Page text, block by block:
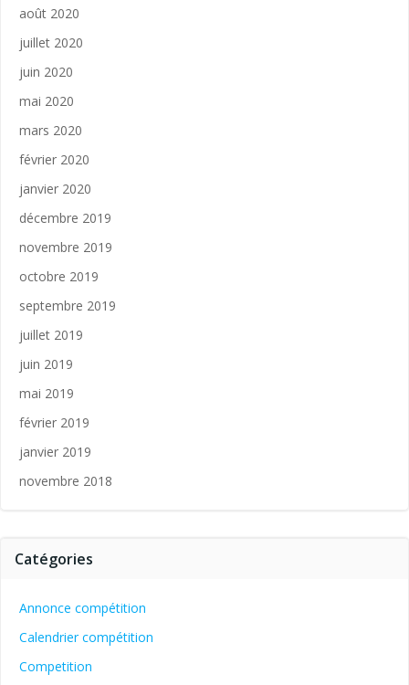
août 2020
juillet 2020
juin 2020
mai 2020
mars 2020
février 2020
janvier 2020
décembre 2019
novembre 2019
octobre 2019
septembre 2019
juillet 2019
juin 2019
mai 2019
février 2019
janvier 2019
novembre 2018
Catégories
Annonce compétition
Calendrier compétition
Competition